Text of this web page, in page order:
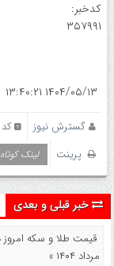
کدخبر:
۳۵۷۹۹۱
۱۴۰۴/۰۵/۱۳ ۱۳:۴۰:۲۱
گسترش نیوز کد
پرینت
لینک کوتاه
خبر قبلی و بعدی
مرداد ۱۴۰۴ »